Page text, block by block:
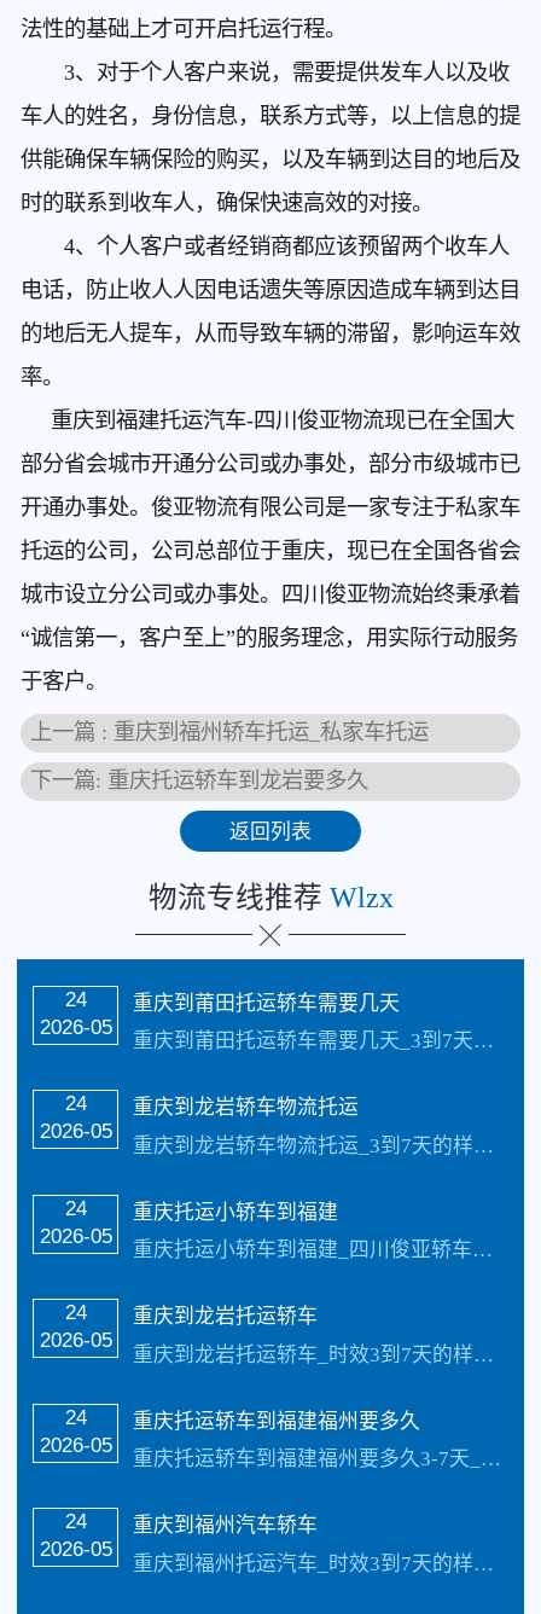
法性的基础上才可开启托运行程。
3、对于个人客户来说，需要提供发车人以及收
车人的姓名，身份信息，联系方式等，以上信息的提
供能确保车辆保险的购买，以及车辆到达目的地后及
时的联系到收车人，确保快速高效的对接。
4、个人客户或者经销商都应该预留两个收车人
电话，防止收人人因电话遗失等原因造成车辆到达目
的地后无人提车，从而导致车辆的滞留，影响运车效
率。
重庆到福建托运汽车-四川俊亚物流现已在全国大
部分省会城市开通分公司或办事处，部分市级城市已
开通办事处。俊亚物流有限公司是一家专注于私家车
托运的公司，公司总部位于重庆，现已在全国各省会
城市设立分公司或办事处。四川俊亚物流始终秉承着
“诚信第一，客户至上”的服务理念，用实际行动服务
于客户。
上一篇 : 重庆到福州轿车托运_私家车托运
下一篇: 重庆托运轿车到龙岩要多久
返回列表
物流专线推荐 Wlzx
24
2026-05
重庆到莆田托运轿车需要几天
重庆到莆田托运轿车需要几天_3到7天的样子具体情况更具路况觉得，每天发车【承接业务】：私家车托运、轿车托运、小轿车托运、越野车托运、商务车托运、商品车、试驾…
24
2026-05
重庆到龙岩轿车物流托运
重庆到龙岩轿车物流托运_3到7天的样子具体情况更具路况觉得，每天发车【承接业务】：私家车托运、轿车托运、小轿车托运、越野车托运、商务车托运、商品车、试驾活动…
24
2026-05
重庆托运小轿车到福建
重庆托运小轿车到福建_四川俊亚轿车公司每天发车【承接业务】：私家车托运、轿车托运、小轿车托运、越野车托运、商务车托运、商品车、试驾活动车，巡展车托运.市区可…
24
2026-05
重庆到龙岩托运轿车
重庆到龙岩托运轿车_时效3到7天的样子具体情况更具路况觉得，每天发车【承接业务】：私家车托运、轿车托运、小轿车托运、越野车托运、商务车托运、商品车、试驾活动…
24
2026-05
重庆托运轿车到福建福州要多久
重庆托运轿车到福建福州要多久3-7天_收费标准更具具体的车型、不同的牌子价值不同价格也不同还有季节性都是影响价格的因素，具体价格请电话咨询，每天发车【承接业务】…
24
2026-05
重庆到福州汽车轿车
重庆到福州托运汽车_时效3到7天的样子具体情况更具路况觉得，每天发车【承接业务】：私家车托运、汽车托运、小汽车托运、越野车托运、商务车托运、商品车、试驾活动…